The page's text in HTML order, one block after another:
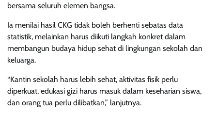
bersama seluruh elemen bangsa.
Ia menilai hasil CKG tidak boleh berhenti sebatas data
statistik, melainkan harus diikuti langkah konkret dalam
membangun budaya hidup sehat di lingkungan sekolah dan
keluarga.
“Kantin sekolah harus lebih sehat, aktivitas fisik perlu
diperkuat, edukasi gizi harus masuk dalam keseharian siswa,
dan orang tua perlu dilibatkan,” lanjutnya.